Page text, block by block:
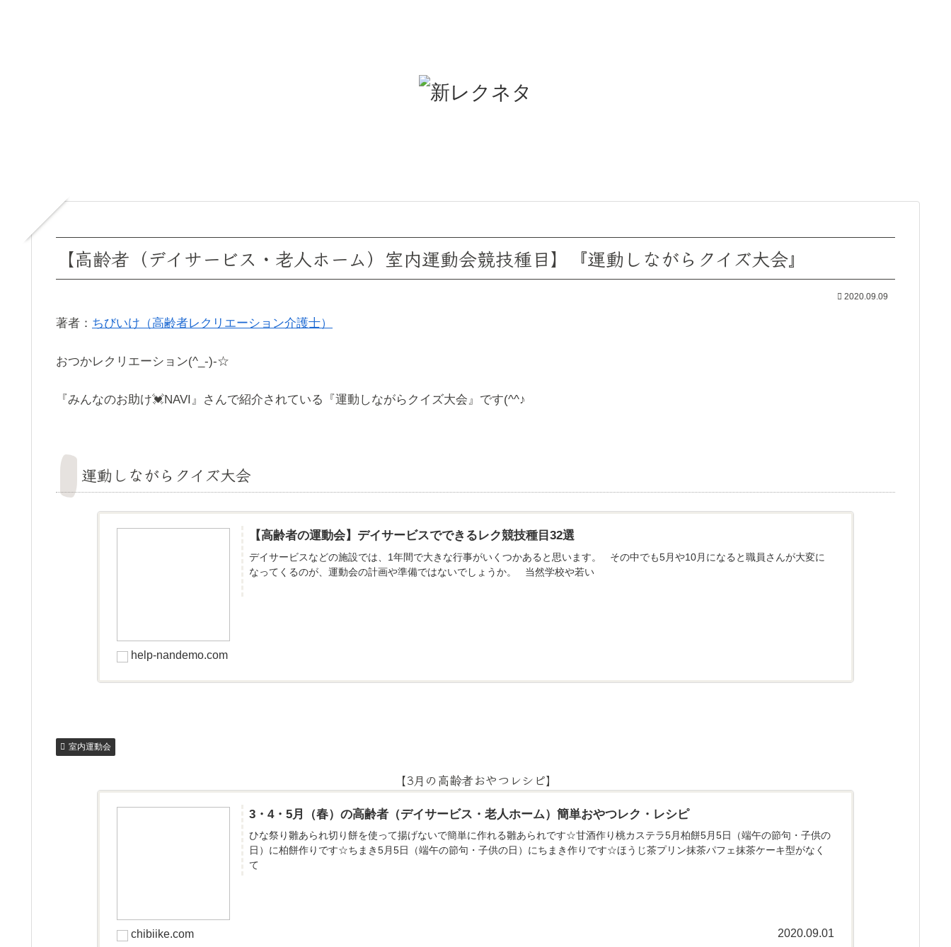
【高齢者（デイサービス・老人ホーム）室内運動会競技種目】『運動しながらクイズ大会』
2020.09.09
著者： ちびいけ（高齢者レクリエーション介護士）
おつかレクリエーション(^_-)-☆
『みんなのお助け💓NAVI』さんで紹介されている『運動しながらクイズ大会』です(^^♪
運動しながらクイズ大会
【高齢者の運動会】デイサービスでできるレク競技種目32選
デイサービスなどの施設では、1年間で大きな行事がいくつかあると思います。 その中でも5月や10月になると職員さんが大変に
なってくるのが、運動会の計画や準備ではないでしょうか。 当然学校や若い
help-nandemo.com
室内運動会
【3月の高齢者おやつレシピ】
3・4・5月（春）の高齢者（デイサービス・老人ホーム）簡単おやつレク・レシピ
ひな祭り雛あられ切り餅を使って揚げないで簡単に作れる雛あられです☆甘酒作り桃カステラ5月柏餅5月5日（端午の節句・子供の
日）に柏餅作りです☆ちまき5月5日（端午の節句・子供の日）にちまき作りです☆ほうじ茶プリン抹茶パフェ抹茶ケーキ型がなく
て
chibiike.com 2020.09.01